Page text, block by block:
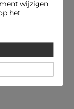
wijzigen
het